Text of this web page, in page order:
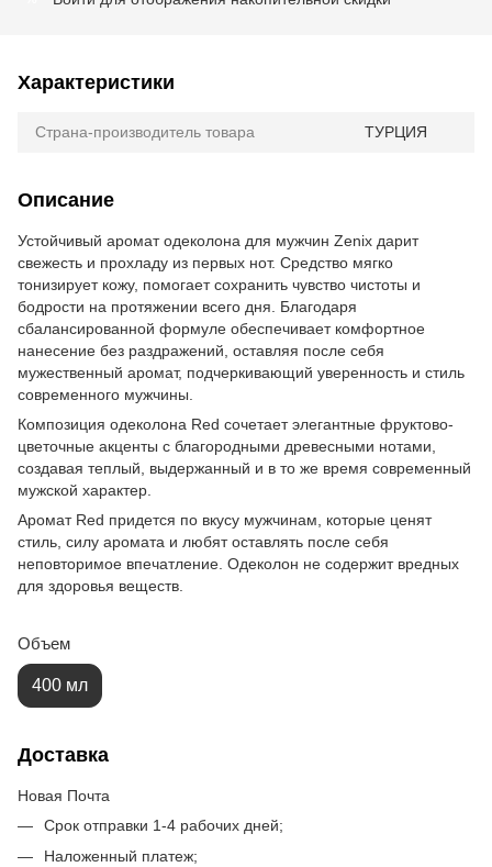
Характеристики
Страна-производитель товара ТУРЦИЯ
Описание
Устойчивый аромат одеколона для мужчин Zenix дарит
свежесть и прохладу из первых нот. Средство мягко
тонизирует кожу, помогает сохранить чувство чистоты и
бодрости на протяжении всего дня. Благодаря
сбалансированной формуле обеспечивает комфортное
нанесение без раздражений, оставляя после себя
мужественный аромат, подчеркивающий уверенность и стиль
современного мужчины.
Композиция одеколона Red сочетает элегантные фруктово-
цветочные акценты с благородными древесными нотами,
создавая теплый, выдержанный и в то же время современный
мужской характер.
Аромат Red придется по вкусу мужчинам, которые ценят
стиль, силу аромата и любят оставлять после себя
неповторимое впечатление. Одеколон не содержит вредных
для здоровья веществ.
Объем
400 мл
Доставка
Новая Почта
Срок отправки 1-4 рабочих дней;
Наложенный платеж;